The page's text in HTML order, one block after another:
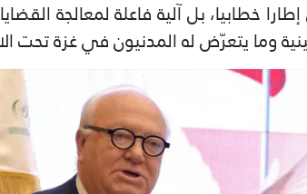
خطابيا، بل آلية فاعلة لمعالجة
وما يتعرّض له المدنيون في غزة تحت